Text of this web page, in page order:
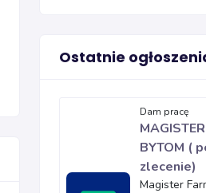
Ostatnie
Dam pracę
BYTOM (
zlecenie)
Magister